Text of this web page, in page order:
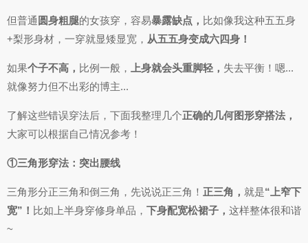
但普通 圆身粗腿的女孩穿，容易暴露缺点， 比如像我这种五五身
+梨形身材，一穿就显矮显宽， 从五五身变成六四身！
如果个子不高， 比例一般， 上身就会头重脚轻， 失去平衡！嗯...
就像努力但不出彩的博主...
了解这些错误穿法后，下面我整理几个正确的几何图形穿搭法，
大家可以根据自己情况参考！
①三角形穿法：突出腰线
三角形分正三角和倒三角，先说说正三角！ 正三角， 就是“上窄下
宽”！ 比如上半身穿修身单品， 下身配宽松裙子， 这样整体很和谐
~